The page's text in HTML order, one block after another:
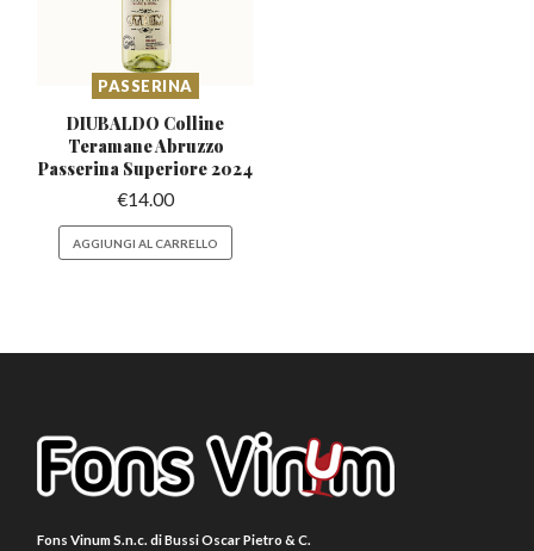
PASSERINA
DIUBALDO Colline
Teramane Abruzzo
Passerina Superiore 2024
€14.00
AGGIUNGI AL CARRELLO
Fons Vinum S.n.c. di Bussi Oscar Pietro & C.